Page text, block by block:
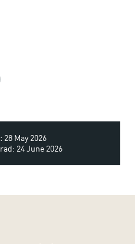
May 2026
24 June 2026